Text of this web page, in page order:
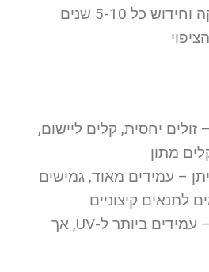
דורשים תחזוקה וחידוש כל 5-10 שנים
זולים יחסית, קלים ליישום,
מתון
– עמידים מאוד, גמישים
לתנאים קיצוניים
ציפויי סיליקון – עמידים ביותר ל-UV, אך